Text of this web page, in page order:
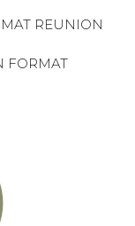
REUNION
FORMAT